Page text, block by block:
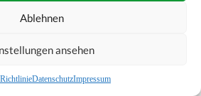
Ablehnen
ansehen
DatenschutzImpressum